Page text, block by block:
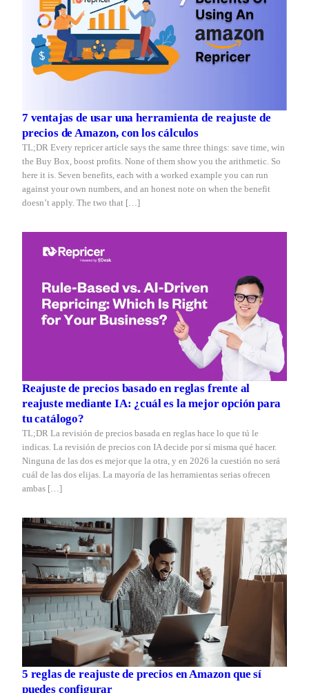
7 ventajas de usar una herramienta de reajuste de
precios de Amazon, con los cálculos
TL;DR Every repricer article says the same three things: save time, win
the Buy Box, boost profits. None of them show you the arithmetic. So
here it is. Seven benefits, each with a worked example you can run
against your own numbers, and an honest note on when the benefit
doesn’t apply. The two that […]
Reajuste de precios basado en reglas frente al
reajuste mediante IA: ¿cuál es la mejor opción para
tu catálogo?
TL;DR La revisión de precios basada en reglas hace lo que tú le
indicas. La revisión de precios con IA decide por sí misma qué hacer.
Ninguna de las dos es mejor que la otra, y en 2026 la cuestión no será
cuál de las dos elijas. La mayoría de las herramientas serias ofrecen
ambas […]
5 reglas de reajuste de precios en Amazon que sí
puedes configurar